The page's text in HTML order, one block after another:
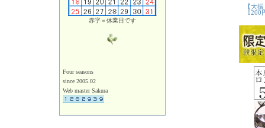
赤字＝休業日です
Four seasons
since 2005.02
Web master Sakura